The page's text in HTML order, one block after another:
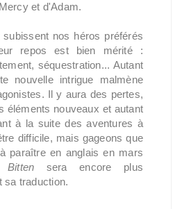
et d'Adam.
nos héros préférés
repos est bien mérité :
séquestration... Autant
nouvelle intrigue malmène
Il y aura des pertes,
éléments nouveaux et autant
à la suite des aventures à
difficile, mais gageons que
paraître en anglais en mars
Bitten sera encore plus
sa traduction.